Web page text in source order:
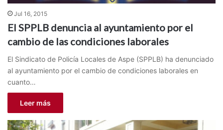
Jul 16, 2015
El SPPLB denuncia al ayuntamiento por el
cambio de las condiciones laborales
El Sindicato de Policía Locales de Aspe (SPPLB) ha denunciado
al ayuntamiento por el cambio de condiciones laborales en
cuanto…
Leer más